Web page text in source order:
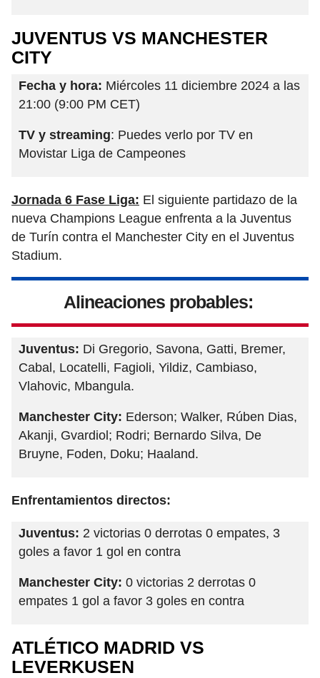
JUVENTUS VS MANCHESTER
CITY
Fecha y hora: Miércoles 11 diciembre 2024 a las
21:00 (9:00 PM CET)
TV y streaming: Puedes verlo por TV en
Movistar Liga de Campeones
Jornada 6 Fase Liga: El siguiente partidazo de la
nueva Champions League enfrenta a la Juventus
de Turín contra el Manchester City en el Juventus
Stadium.
Alineaciones probables:
Juventus: Di Gregorio, Savona, Gatti, Bremer,
Cabal, Locatelli, Fagioli, Yildiz, Cambiaso,
Vlahovic, Mbangula.
Manchester City: Ederson; Walker, Rúben Dias,
Akanji, Gvardiol; Rodri; Bernardo Silva, De
Bruyne, Foden, Doku; Haaland.
Enfrentamientos directos:
Juventus: 2 victorias 0 derrotas 0 empates, 3
goles a favor 1 gol en contra
Manchester City: 0 victorias 2 derrotas 0
empates 1 gol a favor 3 goles en contra
ATLÉTICO MADRID VS
LEVERKUSEN